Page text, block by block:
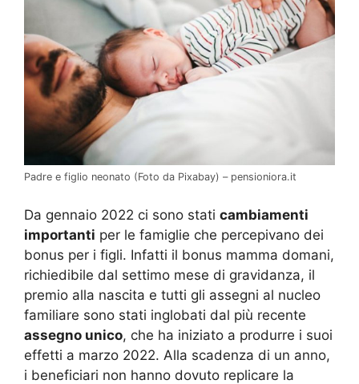
Padre e figlio neonato (Foto da Pixabay) – pensioniora.it
Da gennaio 2022 ci sono stati cambiamenti
importanti per le famiglie che percepivano dei
bonus per i figli. Infatti il bonus mamma domani,
richiedibile dal settimo mese di gravidanza, il
premio alla nascita e tutti gli assegni al nucleo
familiare sono stati inglobati dal più recente
assegno unico, che ha iniziato a produrre i suoi
effetti a marzo 2022. Alla scadenza di un anno,
i beneficiari non hanno dovuto replicare la